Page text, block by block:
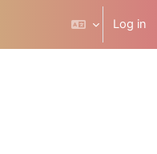
Log in